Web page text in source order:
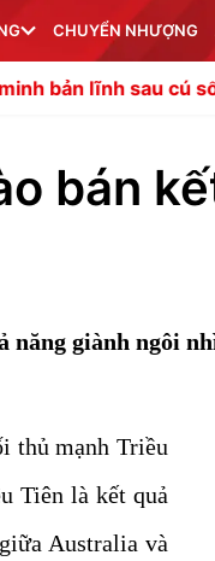
CHUYỂN NHƯỢNG
cú sốc bị thay
bán
năng giành ngôi
thủ mạnh Triều
Tiên là kết quả
Australia và